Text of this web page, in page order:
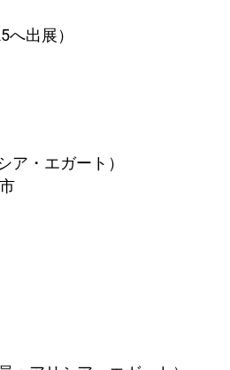
出展）
ア・エガート）